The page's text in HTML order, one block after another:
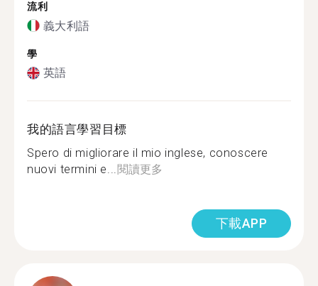
流利
義大利語
學
英語
我的語言學習目標
Spero di migliorare il mio inglese, conoscere
nuovi termini e...閱讀更多
下載APP